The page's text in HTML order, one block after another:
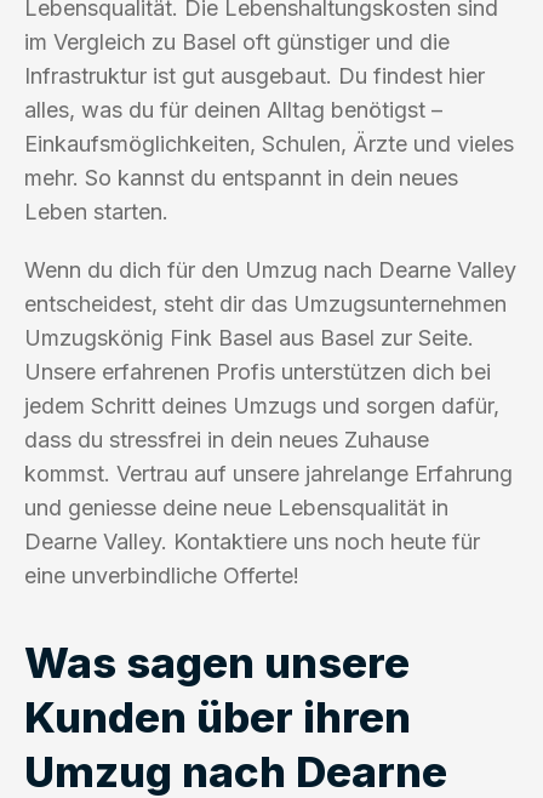
Lebensqualität. Die Lebenshaltungskosten sind
im Vergleich zu Basel oft günstiger und die
Infrastruktur ist gut ausgebaut. Du findest hier
alles, was du für deinen Alltag benötigst –
Einkaufsmöglichkeiten, Schulen, Ärzte und vieles
mehr. So kannst du entspannt in dein neues
Leben starten.
Wenn du dich für den Umzug nach Dearne Valley
entscheidest, steht dir das Umzugsunternehmen
Umzugskönig Fink Basel aus Basel zur Seite.
Unsere erfahrenen Profis unterstützen dich bei
jedem Schritt deines Umzugs und sorgen dafür,
dass du stressfrei in dein neues Zuhause
kommst. Vertrau auf unsere jahrelange Erfahrung
und geniesse deine neue Lebensqualität in
Dearne Valley. Kontaktiere uns noch heute für
eine unverbindliche Offerte!
Was sagen unsere
Kunden über ihren
Umzug nach Dearne